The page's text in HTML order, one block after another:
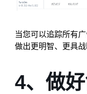
当您可以追踪所有
做出更明智、更具战
4、做